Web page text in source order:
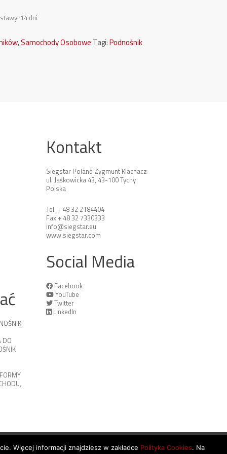
14 dni
,Samochody Osobowe Tagi:Podnośnik
DO
,
Kontakt
Siegstar Poland Zygmunt Klachacz
ul. Jaśkowicka 43, 43-100 Tychy
Polska
Tel. + 48 32 2184404
Fax + 48 32 7330333
info@siegstar.eu
www.siegstar.com
Social Media
Facebook
YouTube
Twitter
LinkedIn
Więcej informacji znajdziesz w zakładce Polityka Cookies. Na